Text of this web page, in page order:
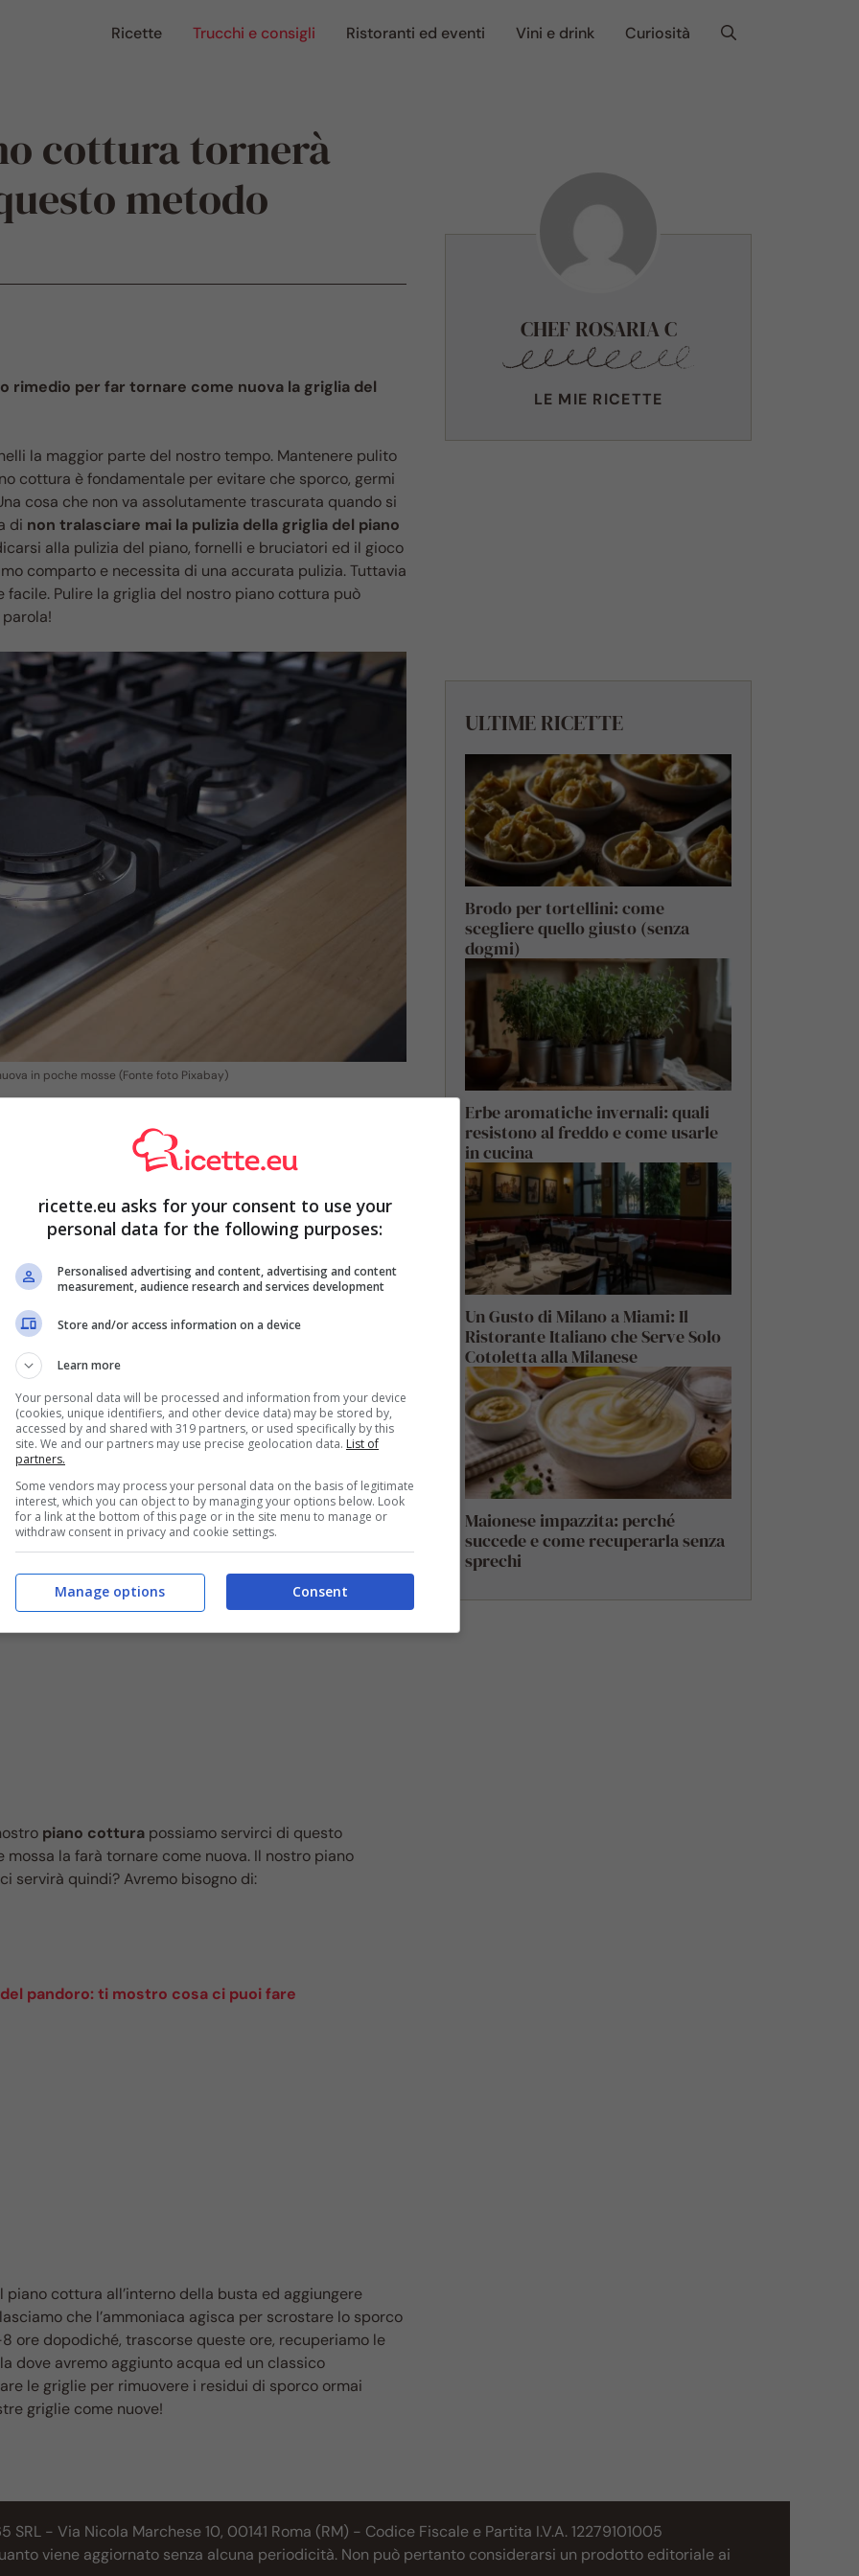
Ricette Trucchi e consigli Ristoranti ed eventi Vini e drink Curiosità
cottura tornerà
metodo
per far tornare come nuova la griglia del
la maggior parte del nostro tempo. Mantenere pulito
cottura è fondamentale per evitare che sporco, germi
cosa che non va assolutamente trascurata quando si
di non tralasciare mai la pulizia della griglia del piano
alla pulizia del piano, fornelli e bruciatori ed il gioco
comparto e necessita di una accurata pulizia. Tuttavia
Pulire la griglia del nostro piano cottura può
in poche mosse (Fonte foto Pixabay)
le nostre griglie del piano cottura super pulire: in
! Vediamo subito come procedere.
cucchiaino di caffé in una pentola sui fornelli ed è
rovinata: se fai così però sarà
piano cottura possiamo servirci di questo
mossa la farà tornare come nuova. Il nostro piano
servirà quindi? Avremo bisogno di:
pandoro: ti mostro cosa ci puoi fare
cottura all’interno della busta ed aggiungere
che l’ammoniaca agisca per scrostare lo sporco
ore dopodiché, trascorse queste ore, recuperiamo le
dove avremo aggiunto acqua ed un classico
le griglie per rimuovere i residui di sporco ormai
griglie come nuove!
CHEF ROSARIA C
LE MIE RICETTE
ULTIME RICETTE
Brodo per tortellini: come
scegliere quello giusto (senza
dogmi)
Erbe aromatiche invernali: quali
resistono al freddo e come usarle
in cucina
Un Gusto di Milano a Miami: Il
Ristorante Italiano che Serve Solo
Cotoletta alla Milanese
Maionese impazzita: perché
succede e come recuperarla senza
sprechi
- Via Nicola Marchese 10, 00141 Roma (RM) - Codice Fiscale e Partita I.V.A. 12279101005
viene aggiornato senza alcuna periodicità. Non può pertanto considerarsi un prodotto editoriale ai
ricette.eu asks for your consent to use your
personal data for the following purposes:
Personalised advertising and content, advertising and content
measurement, audience research and services development
Store and/or access information on a device
Learn more
Your personal data will be processed and information from your device
(cookies, unique identifiers, and other device data) may be stored by,
accessed by and shared with 319 partners, or used specifically by this
site. We and our partners may use precise geolocation data. List of
partners.
Some vendors may process your personal data on the basis of legitimate
interest, which you can object to by managing your options below. Look
for a link at the bottom of this page or in the site menu to manage or
withdraw consent in privacy and cookie settings.
Consent
Manage options